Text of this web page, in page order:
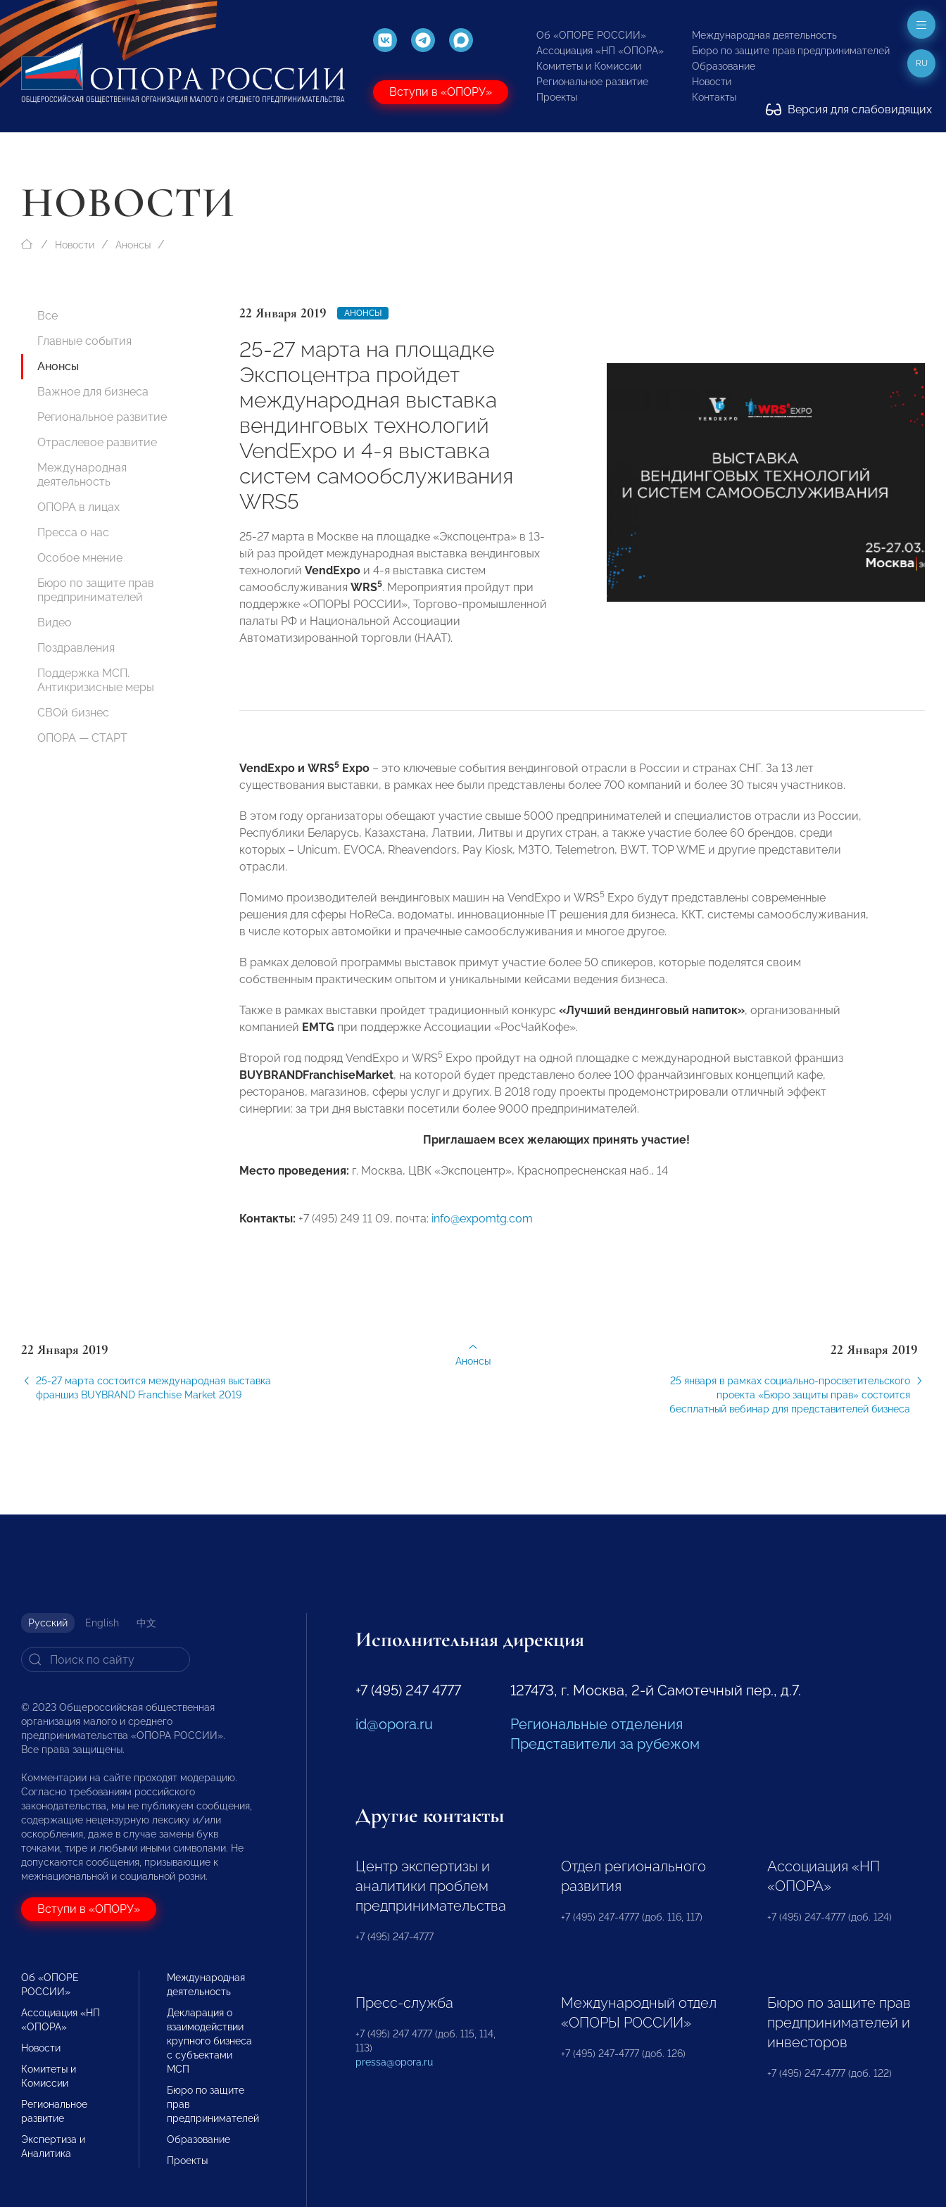
Вступи в «ОПОРУ»
Об «ОПОРЕ РОССИИ»
Ассоциация «НП «ОПОРА»
Комитеты и Комиссии
Региональное развитие
Проекты
Международная деятельность
Бюро по защите прав предпринимателей
Образование
Новости
Контакты
Версия для слабовидящих
RU
НОВОСТИ
Новости Анонсы
Все
Главные события
Анонсы
Важное для бизнеса
Региональное развитие
Отраслевое развитие
Международная
деятельность
ОПОРА в лицах
Пресса о нас
Особое мнение
Бюро по защите прав
предпринимателей
Видео
Поздравления
Поддержка МСП.
Антикризисные меры
СВОй бизнес
ОПОРА — СТАРТ
22 Января 2019 АНОНСЫ
25-27 марта на площадке
Экспоцентра пройдет
международная выставка
вендинговых технологий
VendExpo и 4-я выставка
систем самообслуживания
WRS5
25-27 марта в Москве на площадке «Экспоцентра» в 13-
ый раз пройдет международная выставка вендинговых
технологий VendExpo и 4-я выставка систем
самообслуживания WRS5. Мероприятия пройдут при
поддержке «ОПОРЫ РОССИИ», Торгово-промышленной
палаты РФ и Национальной Ассоциации
Автоматизированной торговли (НААТ).
VendExpo и WRS5 Expo – это ключевые события вендинговой отрасли в России и странах СНГ. За 13 лет
существования выставки, в рамках нее были представлены более 700 компаний и более 30 тысяч участников.
В этом году организаторы обещают участие свыше 5000 предпринимателей и специалистов отрасли из России,
Республики Беларусь, Казахстана, Латвии, Литвы и других стран, а также участие более 60 брендов, среди
которых – Unicum, EVOCA, Rheavendors, Pay Kiosk, МЗТО, Telemetron, BWT, TOP WME и другие представители
отрасли.
Помимо производителей вендинговых машин на VendExpo и WRS5 Expo будут представлены современные
решения для сферы HoReCa, водоматы, инновационные IT решения для бизнеса, ККТ, системы самообслуживания,
в числе которых автомойки и прачечные самообслуживания и многое другое.
В рамках деловой программы выставок примут участие более 50 спикеров, которые поделятся своим
собственным практическим опытом и уникальными кейсами ведения бизнеса.
Также в рамках выставки пройдет традиционный конкурс «Лучший вендинговый напиток», организованный
компанией EMTG при поддержке Ассоциации «РосЧайКофе».
Второй год подряд VendExpo и WRS5 Expo пройдут на одной площадке с международной выставкой франшиз
BUYBRANDFranchiseMarket, на которой будет представлено более 100 франчайзинговых концепций кафе,
ресторанов, магазинов, сферы услуг и других. В 2018 году проекты продемонстрировали отличный эффект
синергии: за три дня выставки посетили более 9000 предпринимателей.
Приглашаем всех желающих принять участие!
Место проведения: г. Москва, ЦВК «Экспоцентр», Краснопресненская наб., 14
Контакты: +7 (495) 249 11 09, почта: info@expomtg.com
22 Января 2019
25-27 марта состоится международная выставка
франшиз BUYBRAND Franchise Market 2019
22 Января 2019
25 января в рамках социально-просветительского
проекта «Бюро защиты прав» состоится
бесплатный вебинар для представителей бизнеса
Анонсы
Русский English 中文
© 2023 Общероссийская общественная
организация малого и среднего
предпринимательства «ОПОРА РОССИИ».
Все права защищены.
Комментарии на сайте проходят модерацию.
Согласно требованиям российского
законодательства, мы не публикуем сообщения,
содержащие нецензурную лексику и/или
оскорбления, даже в случае замены букв
точками, тире и любыми иными символами. Не
допускаются сообщения, призывающие к
межнациональной и социальной розни.
Вступи в «ОПОРУ»
Об «ОПОРЕ
РОССИИ»
Ассоциация «НП
«ОПОРА»
Новости
Комитеты и
Комиссии
Региональное
развитие
Экспертиза и
Аналитика
Международная
деятельность
Декларация о
взаимодействии
крупного бизнеса
с субъектами
МСП
Бюро по защите
прав
предпринимателей
Образование
Проекты
Исполнительная дирекция
+7 (495) 247 4777
id@opora.ru
127473, г. Москва, 2-й Самотечный пер., д.7.
Региональные отделения
Представители за рубежом
Другие контакты
Центр экспертизы и
аналитики проблем
предпринимательства
+7 (495) 247-4777
Отдел регионального
развития
+7 (495) 247-4777 (доб. 116, 117)
Ассоциация «НП
«ОПОРА»
+7 (495) 247-4777 (доб. 124)
Пресс-служба
+7 (495) 247 4777 (доб. 115, 114,
113)
pressa@opora.ru
Международный отдел
«ОПОРЫ РОССИИ»
+7 (495) 247-4777 (доб. 126)
Бюро по защите прав
предпринимателей и
инвесторов
+7 (495) 247-4777 (доб. 122)